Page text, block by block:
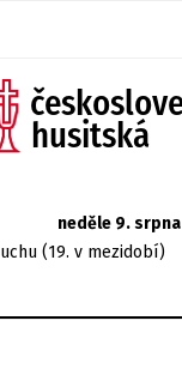
neděle 9. srpna
(19. v mezidobí)